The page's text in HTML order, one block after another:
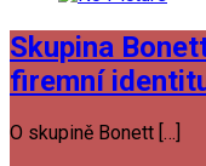
Skupina
firemní
O skupině Bonett […]